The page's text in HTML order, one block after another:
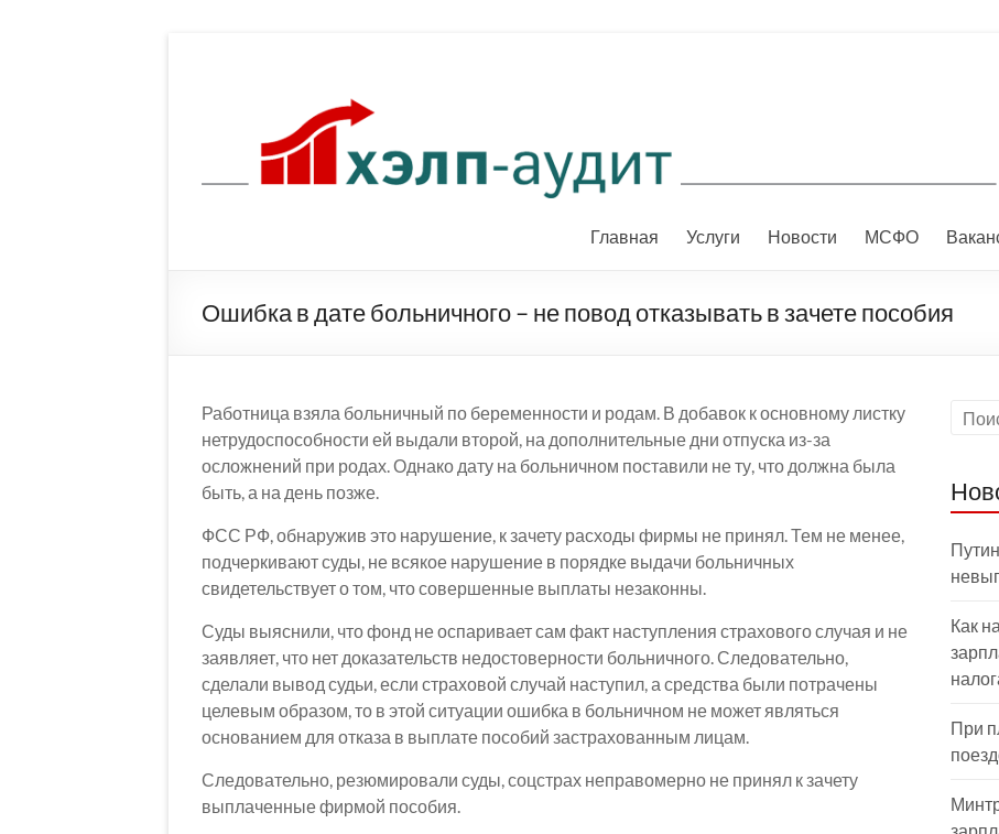
Главная Услуги Новости МСФО
Ошибка в дате больничного – не повод отказывать в зачете пособия
Работница взяла больничный по беременности и родам. В добавок к основному листку
нетрудоспособности ей выдали второй, на дополнительные дни отпуска из-за
осложнений при родах. Однако дату на больничном поставили не ту, что должна была
быть, а на день позже.
ФСС РФ, обнаружив это нарушение, к зачету расходы фирмы не принял. Тем не менее,
подчеркивают суды, не всякое нарушение в порядке выдачи больничных
свидетельствует о том, что совершенные выплаты незаконны.
Суды выяснили, что фонд не оспаривает сам факт наступления страхового случая и не
заявляет, что нет доказательств недостоверности больничного. Следовательно,
сделали вывод судьи, если страховой случай наступил, а средства были потрачены
целевым образом, то в этой ситуации ошибка в больничном не может являться
основанием для отказа в выплате пособий застрахованным лицам.
Следовательно, резюмировали суды, соцстрах неправомерно не принял к зачету
выплаченные фирмой пособия.
Как
При